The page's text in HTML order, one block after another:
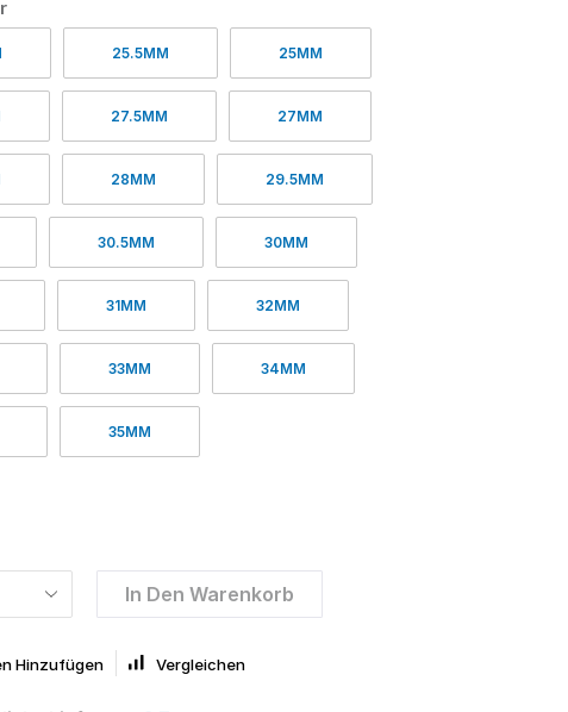
25.5MM 25MM
27.5MM 27MM
28MM 29.5MM
30.5MM 30MM
31MM 32MM
33MM 34MM
35MM
In Den Warenkorb
Hinzufügen Vergleichen